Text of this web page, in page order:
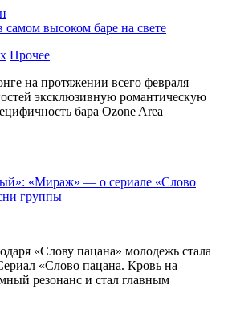
высоком баре на свете
Прочее
на протяжении всего февраля
эксклюзивную романтическую
бара Ozone Area
«Мираж» — о сериале «Слово
группы
«Слову пацана» молодежь стала
«Слово пацана. Кровь на
резонанс и стал главным